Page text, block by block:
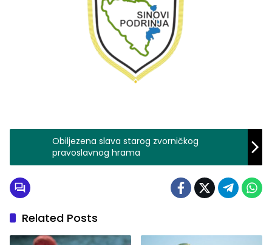
Obiljezena slava starog zvorničkog
pravoslavnog hrama
Related Posts